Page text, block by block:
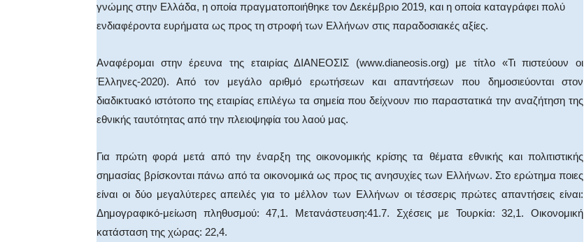
γνώμης στην Ελλάδα, η οποία πραγματοποιήθηκε τον Δεκέμβριο 2019, και η οποία καταγράφει πολύ
ενδιαφέροντα ευρήματα ως προς τη στροφή των Ελλήνων στις παραδοσιακές αξίες.
Αναφέρομαι στην έρευνα της εταιρίας ΔΙΑΝΕΟΣΙΣ (www.dianeosis.org) με τίτλο «Τι πιστεύουν οι
Έλληνες-2020). Από τον μεγάλο αριθμό ερωτήσεων και απαντήσεων που δημοσιεύονται στον
διαδικτυακό ιστότοπο της εταιρίας επιλέγω τα σημεία που δείχνουν πιο παραστατικά την αναζήτηση της
εθνικής ταυτότητας από την πλειοψηφία του λαού μας.
Για πρώτη φορά μετά από την έναρξη της οικονομικής κρίσης τα θέματα εθνικής και πολιτιστικής
σημασίας βρίσκονται πάνω από τα οικονομικά ως προς τις ανησυχίες των Ελλήνων. Στο ερώτημα ποιες
είναι οι δύο μεγαλύτερες απειλές για το μέλλον των Ελλήνων οι τέσσερις πρώτες απαντήσεις είναι:
Δημογραφικό-μείωση πληθυσμού: 47,1. Μετανάστευση:41.7. Σχέσεις με Τουρκία: 32,1. Οικονομική
κατάσταση της χώρας: 22,4.